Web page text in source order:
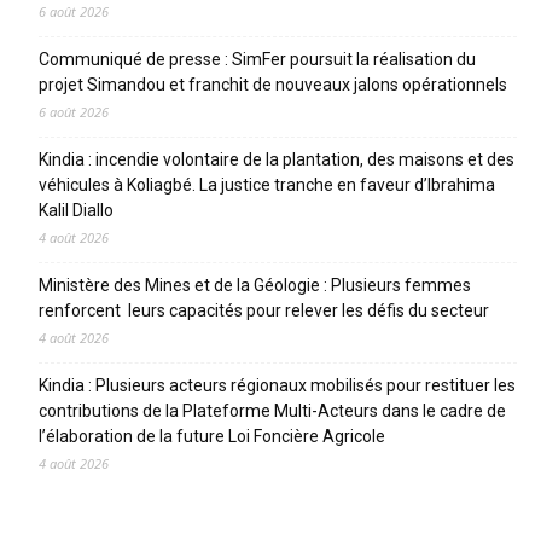
6 août 2026
Communiqué de presse : SimFer poursuit la réalisation du
projet Simandou et franchit de nouveaux jalons opérationnels
6 août 2026
Kindia : incendie volontaire de la plantation, des maisons et des
véhicules à Koliagbé. La justice tranche en faveur d’Ibrahima
Kalil Diallo
4 août 2026
Ministère des Mines et de la Géologie : Plusieurs femmes
renforcent leurs capacités pour relever les défis du secteur
4 août 2026
Kindia : Plusieurs acteurs régionaux mobilisés pour restituer les
contributions de la Plateforme Multi-Acteurs dans le cadre de
l’élaboration de la future Loi Foncière Agricole
4 août 2026